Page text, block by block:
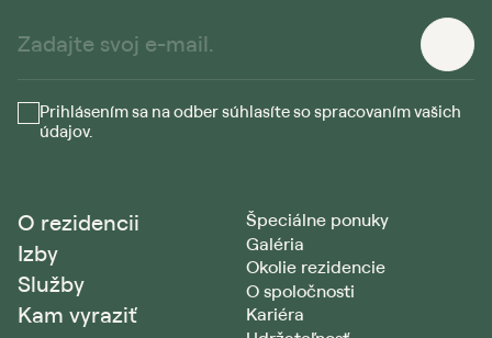
O rezidencii
Izby
Služby
Kam vyraziť
Špeciálne ponuky
Galéria
Okolie rezidencie
O spoločnosti
Kariéra
Prihlásením sa na odber súhlasíte so spracovaním vašich
údajov.